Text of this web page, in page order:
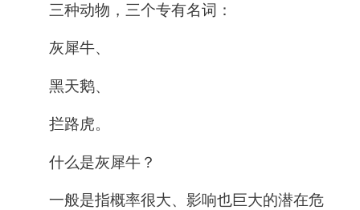
三种动物，三个专有名词：
灰犀牛、
黑天鹅、
拦路虎。
什么是灰犀牛？
一般是指概率很大、影响也巨大的潜在危